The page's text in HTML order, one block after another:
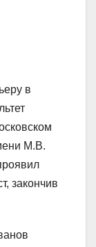
в
М.В.
закончив